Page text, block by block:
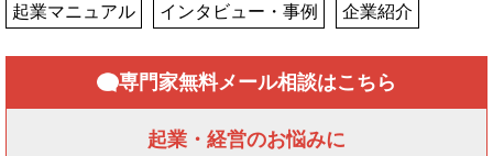
起業マニュアル インタビュー・事例 企業紹介
専門家無料メール相談はこちら
起業・経営のお悩みに